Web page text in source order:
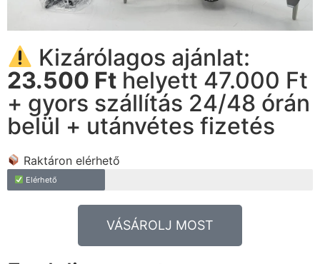
Kizárólagos ajánlat:
23.500 Ft helyett 47.000 Ft
+ gyors szállítás 24/48 órán
belül + utánvétes fizetés
Raktáron elérhető
Elérhető
VÁSÁROLJ MOST